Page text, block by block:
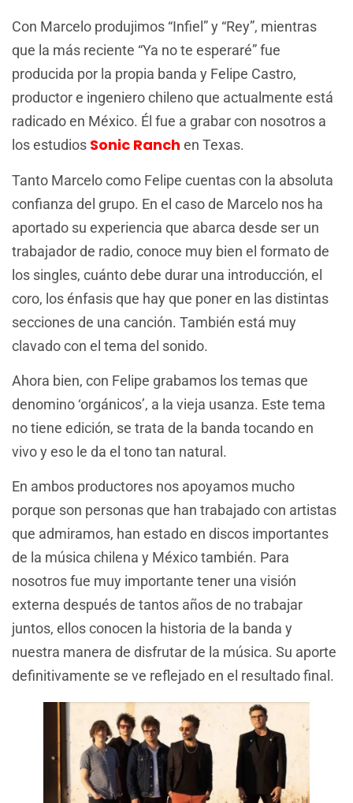
Con Marcelo produjimos “Infiel” y “Rey”, mientras
que la más reciente “Ya no te esperaré” fue
producida por la propia banda y Felipe Castro,
productor e ingeniero chileno que actualmente está
radicado en México. Él fue a grabar con nosotros a
los estudios Sonic Ranch en Texas.
Tanto Marcelo como Felipe cuentas con la absoluta
confianza del grupo. En el caso de Marcelo nos ha
aportado su experiencia que abarca desde ser un
trabajador de radio, conoce muy bien el formato de
los singles, cuánto debe durar una introducción, el
coro, los énfasis que hay que poner en las distintas
secciones de una canción. También está muy
clavado con el tema del sonido.
Ahora bien, con Felipe grabamos los temas que
denomino ‘orgánicos’, a la vieja usanza. Este tema
no tiene edición, se trata de la banda tocando en
vivo y eso le da el tono tan natural.
En ambos productores nos apoyamos mucho
porque son personas que han trabajado con artistas
que admiramos, han estado en discos importantes
de la música chilena y México también. Para
nosotros fue muy importante tener una visión
externa después de tantos años de no trabajar
juntos, ellos conocen la historia de la banda y
nuestra manera de disfrutar de la música. Su aporte
definitivamente se ve reflejado en el resultado final.